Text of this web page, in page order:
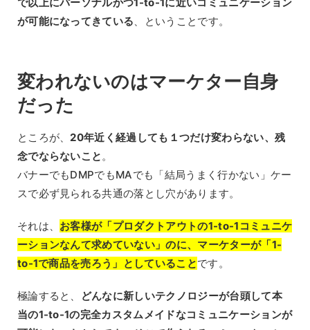
が可能になってきている 、ということです。
変われないのはマーケター自身
だった
ところが、20年近く経過しても１つだけ変わらない、残
念でならないこと。
バナーでもDMPでもMAでも「結局うまく行かない」ケー
スで必ず見られる共通の落とし穴があります。
それは、 お客様が「プロダクトアウトの1-to-1コミュニケ
ーションなんて求めていない」のに、マーケターが「1-
to-1で商品を売ろう」としていることです。
極論すると、
どんなに新しいテクノロジーが台頭して本
当の1-to-1の完全カスタムメイドなコミュニケーションが